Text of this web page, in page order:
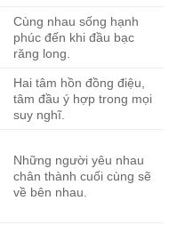
Cùng nhau sống hạnh
phúc đến khi đầu bạc
răng long.
Hai tâm hồn đồng điệu,
tâm đầu ý hợp trong mọi
suy nghĩ.
Những người yêu nhau
chân thành cuối cùng sẽ
về bên nhau.